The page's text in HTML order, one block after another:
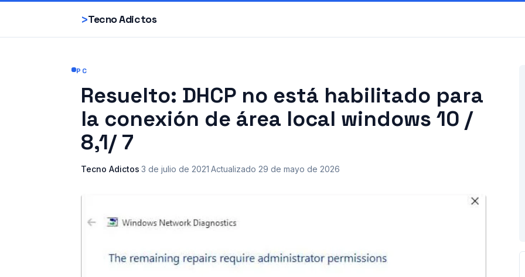
>Tecno Adictos
PC
Resuelto: DHCP no está habilitado para
la conexión de área local windows 10 /
8,1/ 7
Tecno Adictos·3 de julio de 2021·Actualizado 29 de mayo de 2026